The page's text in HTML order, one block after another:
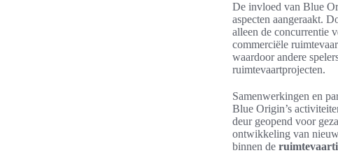
De invloed van Blue
aspecten aangeraakt.
alleen de concurrentie
commerciële
waardoor andere
ruimtevaartprojecten.
Samenwerkingen en
Blue Origin’s
deur geopend voor
ontwikkeling van
binnen de